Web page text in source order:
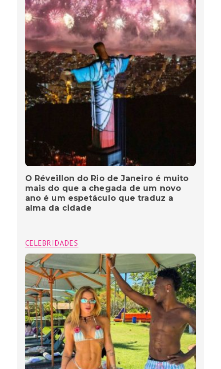
O Réveillon do Rio de Janeiro é muito
mais do que a chegada de um novo
ano é um espetáculo que traduz a
alma da cidade
CELEBRIDADES